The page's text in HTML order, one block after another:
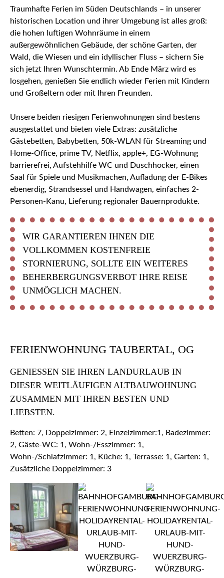
Traumhafte Ferien im Süden Deutschlands – in unserer
historischen Location und ihrer Umgebung ist alles groß:
die hohen luftigen Wohnräume in einem
außergewöhnlichen Gebäude, der schöne Garten, der
Wald, die Wiesen und ein idyllischer Fluss – sichern Sie
sich jetzt Ihren Wunschtermin. Ab Ende März wird es
losgehen, genießen Sie endlich wieder Ferien mit Kindern
und Großeltern oder mit Ihren Freunden.
Unsere beiden riesigen Ferienwohnungen sind bestens
ausgestattet und bieten viele Extras: zusätzliche
Gästebetten, Babybetten, 50k-WLAN für Streaming und
Home-Office, prime TV, Netflix, apple+, EG-Wohnung
barrierefrei, Aufstehhilfe WC und Duschhocker, einen
Saal für Spiele und Musikmachen, Aufladung der E-Bikes
ebenerdig, Strandsessel und Handwagen, einfaches 2-
Personen-Kanu, Lieferung regionaler Bauernprodukte.
WIR GARANTIEREN IHNEN DIE
VOLLKOMMEN KOSTENFREIE
STORNIERUNG, SOLLTE EIN WEITERES
BEHERBERGUNGSVERBOT IHRE REISE
UNMÖGLICH MACHEN.
FERIENWOHNUNG TAUBERTAL, OG
GENIESSEN SIE IHREN LANDURLAUB IN D
IESER WEITLÄUFIGEN ALTBAUWOHNUNG Z
USAMMEN MIT IHREN BESTEN UND L
IEBSTEN.
Betten: 7, Doppelzimmer: 2, Einzelzimmer:1, Badezimmer:
2, Gäste-WC: 1, Wohn-/Esszimmer: 1,
Wohn-/Schlafzimmer: 1, Küche: 1, Terrasse: 1, Garten: 1,
Zusätzliche Doppelzimmer: 3